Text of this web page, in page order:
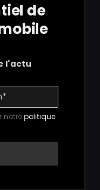
de
l'actu
notrepolitique